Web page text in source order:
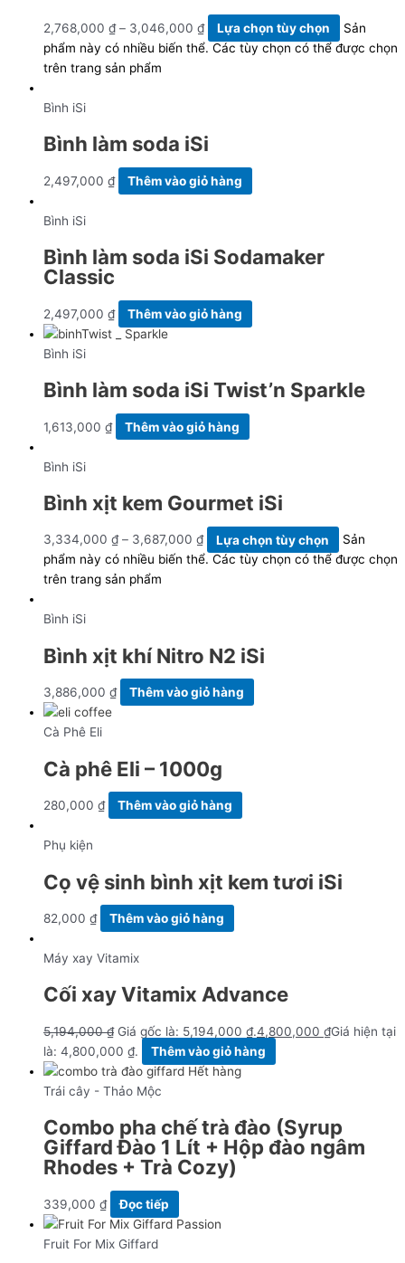
2,768,000 ₫– 3,046,000 ₫ Lựa chọn tùy chọn
Sản
phẩm này có nhiều biến thể. Các tùy chọn có thể được chọn
trên trang sản phẩm
Bình iSi
Bình làm soda iSi
2,497,000 ₫ Thêm vào giỏ hàng
Bình iSi
Bình làm soda iSi Sodamaker
Classic
2,497,000 ₫ Thêm vào giỏ hàng
Bình iSi
Bình làm soda iSi Twist’n Sparkle
1,613,000 ₫ Thêm vào giỏ hàng
Bình iSi
Bình xịt kem Gourmet iSi
3,334,000 ₫– 3,687,000 ₫ Lựa chọn tùy chọn
Sản
phẩm này có nhiều biến thể. Các tùy chọn có thể được chọn
trên trang sản phẩm
Bình iSi
Bình xịt khí Nitro N2 iSi
3,886,000 ₫ Thêm vào giỏ hàng
Cà Phê Eli
Cà phê Eli – 1000g
280,000 ₫ Thêm vào giỏ hàng
Phụ kiện
Cọ vệ sinh bình xịt kem tươi iSi
82,000 ₫ Thêm vào giỏ hàng
Máy xay Vitamix
Cối xay Vitamix Advance
5,194,000₫ Giá gốc là: 5,194,000 ₫.4,800,000 ₫Giá hiện tại
là: 4,800,000 ₫.
Thêm vào giỏ hàng
Hết hàng
Trái cây - Thảo Mộc
Combo pha chế trà đào (Syrup
Giffard Đào 1 Lít + Hộp đào ngâm
Rhodes + Trà Cozy)
339,000 ₫ Đọc tiếp
Fruit For Mix Giffard